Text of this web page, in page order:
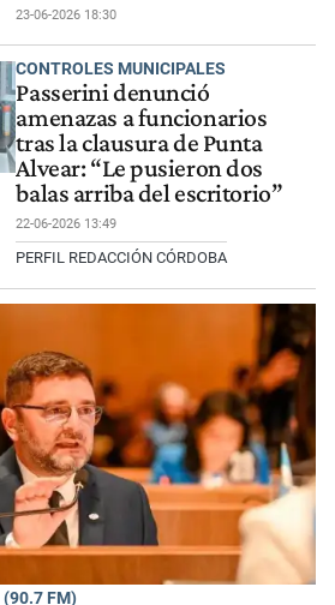
23-06-2026 18:30
CONTROLES MUNICIPALES
Passerini denunció
amenazas a funcionarios
tras la clausura de Punta
Alvear: “Le pusieron dos
balas arriba del escritorio”
22-06-2026 13:49
PERFIL REDACCIÓN CÓRDOBA
(90.7 FM)